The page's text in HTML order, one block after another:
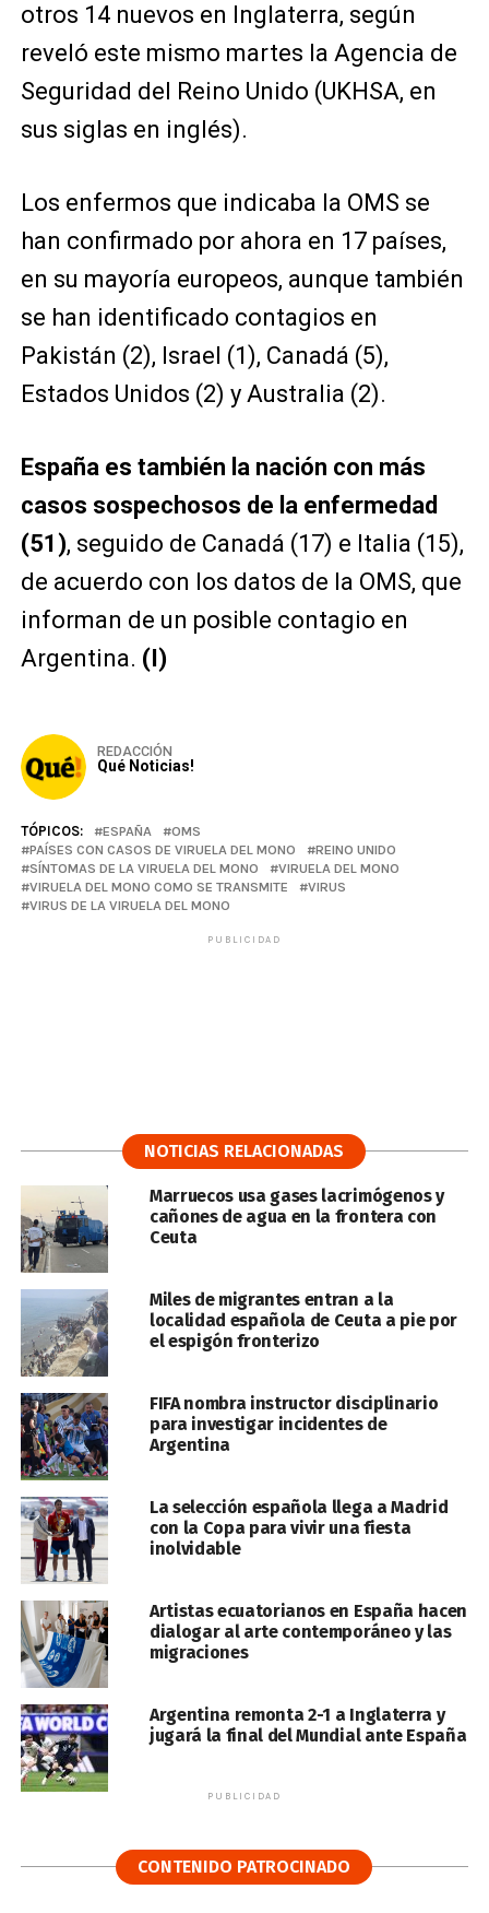
otros 14 nuevos en Inglaterra, según
reveló este mismo martes la Agencia de
Seguridad del Reino Unido (UKHSA, en
sus siglas en inglés).
Los enfermos que indicaba la OMS se
han confirmado por ahora en 17 países,
en su mayoría europeos, aunque también
se han identificado contagios en
Pakistán (2), Israel (1), Canadá (5),
Estados Unidos (2) y Australia (2).
España es también la nación con más
casos sospechosos de la enfermedad
(51), seguido de Canadá (17) e Italia (15),
de acuerdo con los datos de la OMS, que
informan de un posible contagio en
Argentina. (I)
REDACCIÓN
Qué Noticias!
TÓPICOS: ESPAÑA
OMS
PAÍSES CON CASOS DE VIRUELA DEL MONO
REINO UNIDO
SÍNTOMAS DE LA VIRUELA DEL MONO
VIRUELA DEL MONO
VIRUELA DEL MONO COMO SE TRANSMITE
VIRUS
VIRUS DE LA VIRUELA DEL MONO
PUBLICIDAD
NOTICIAS RELACIONADAS
Marruecos usa gases lacrimógenos y
cañones de agua en la frontera con
Ceuta
Miles de migrantes entran a la
localidad española de Ceuta a pie por
el espigón fronterizo
FIFA nombra instructor disciplinario
para investigar incidentes de
Argentina
La selección española llega a Madrid
con la Copa para vivir una fiesta
inolvidable
Artistas ecuatorianos en España hacen
dialogar al arte contemporáneo y las
migraciones
Argentina remonta 2-1 a Inglaterra y
jugará la final del Mundial ante España
PUBLICIDAD
CONTENIDO PATROCINADO